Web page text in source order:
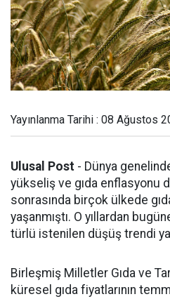
Yayınlanma Tarihi : 08 Ağustos
Ulusal Post - Dünya
yükseliş ve gıda enflasyonu
sonrasında birçok ülkede
yaşanmıştı. O yıllardan
türlü istenilen düşüş trendi
Birleşmiş Milletler Gıda ve
küresel gıda fiyatlarının